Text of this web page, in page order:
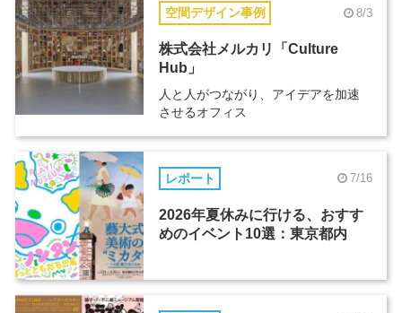
空間デザイン事例 8/3
株式会社メルカリ「Culture
Hub」
人と人がつながり、アイデアを加速
させるオフィス
レポート 7/16
2026年夏休みに行ける、おすす
めのイベント10選：東京都内